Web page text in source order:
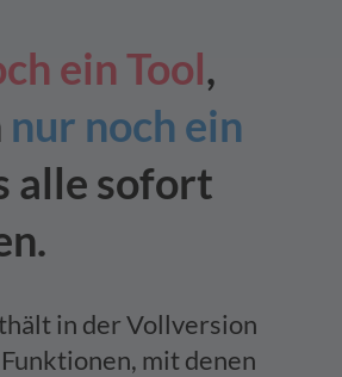
ein Tool,
nur noch ein
alle sofort
in der Vollversion
mit denen